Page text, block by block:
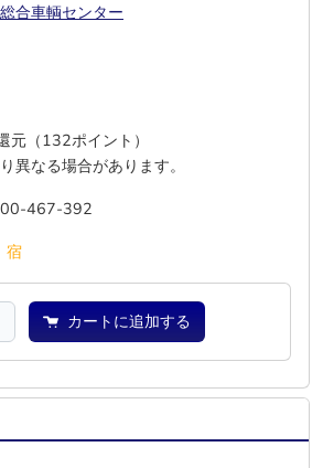
合車輌センター
元（132ポイント）
異なる場合があります。
467-392
宿
カートに追加する